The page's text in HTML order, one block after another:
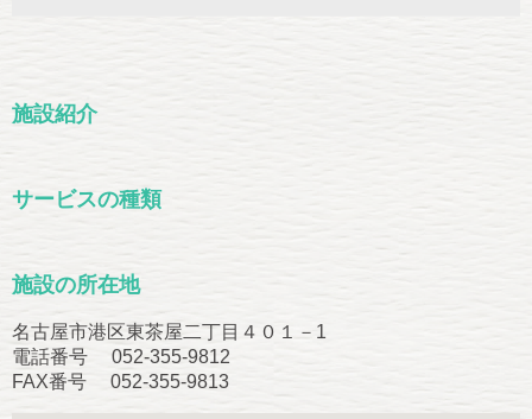
施設紹介
サービスの種類
施設の所在地
名古屋市港区東茶屋二丁目４０１－1
電話番号 052-355-9812
FAX番号 052-355-9813